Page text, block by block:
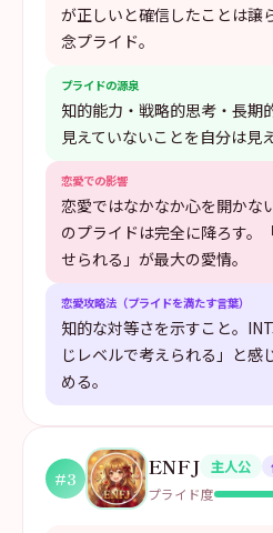
が正しいと確信したことは譲
念プライド。
プライドの源泉
知的能力・戦略的思考・長期
見えていないことを自分は見
恋愛での影響
恋愛ではなかなか心を開かな
のプライドは完全に降ろす。
せられる」が最大の愛情。
恋愛攻略法（プライドを満たす言葉）
知的な対等さを示すこと。
じレベルで考えられる」と感
める。
#3 ENFJ 主人公
プライド度